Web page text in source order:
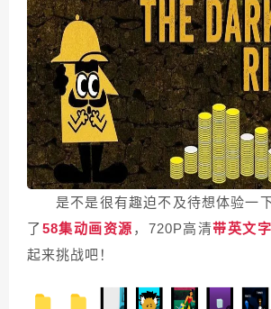
是不是很有趣迫不及待想体验一
了 58集动画资源 ，720P高清带英文
起来挑战吧！